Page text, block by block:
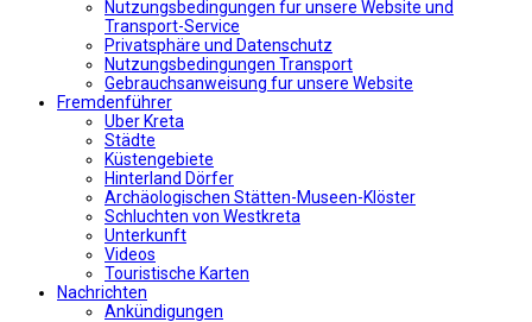
Nutzungsbedingungen fur unsere Website und
Transport-Service
Privatsphäre und Datenschutz
Nutzungsbedingungen Transport
Gebrauchsanweisung fur unsere Website
Fremdenführer
Uber Kreta
Städte
Küstengebiete
Hinterland Dörfer
Archäologischen Stätten-Museen-Klöster
Schluchten von Westkreta
Unterkunft
Videos
Touristische Karten
Nachrichten
Ankündigungen